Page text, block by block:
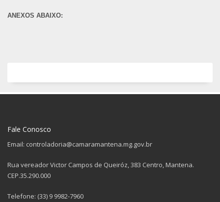
ANEXOS ABAIXO:
Fale Conosco
Email: controladoria@camaramantena.mg.gov.br
Rua vereador Victor Campos de Queiróz, 383 Centro, Mantena.
CEP.35.290.000
Telefone: (33) 9 9982-7960